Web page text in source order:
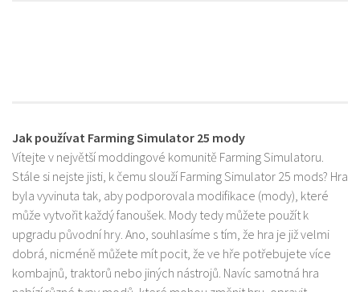
Jak používat Farming Simulator 25 mody
Vítejte v největší moddingové komunitě Farming Simulatoru.
Stále si nejste jisti, k čemu slouží Farming Simulator 25 mods? Hra
byla vyvinuta tak, aby podporovala modifikace (mody), které
může vytvořit každý fanoušek. Mody tedy můžete použít k
upgradu původní hry. Ano, souhlasíme s tím, že hra je již velmi
dobrá, nicméně můžete mít pocit, že ve hře potřebujete více
kombajnů, traktorů nebo jiných nástrojů. Navíc samotná hra